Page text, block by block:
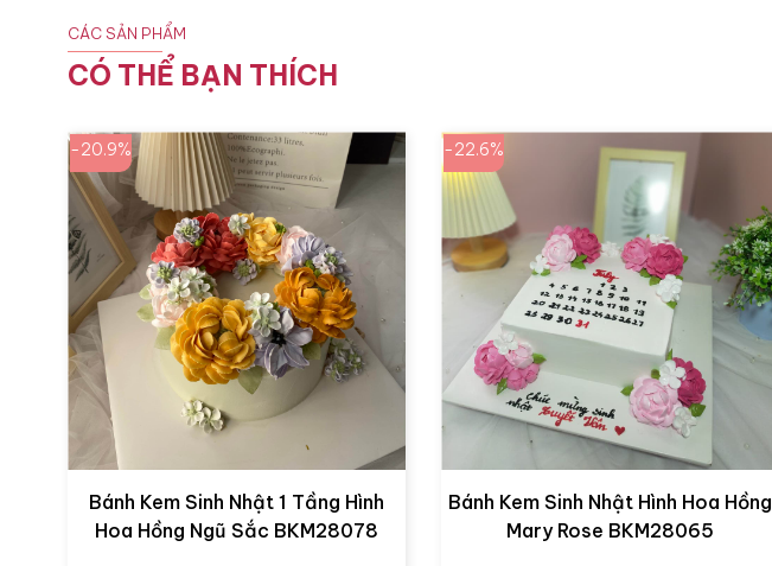
CÁC SẢN PHẨM
CÓ THỂ BẠN THÍCH
-20.9%
Bánh Kem Sinh Nhật 1 Tầng Hình
Hoa Hồng Ngũ Sắc BKM28078
-22.6%
Bánh Kem Sinh Nhật Hình Hoa Hồng
Mary Rose BKM28065